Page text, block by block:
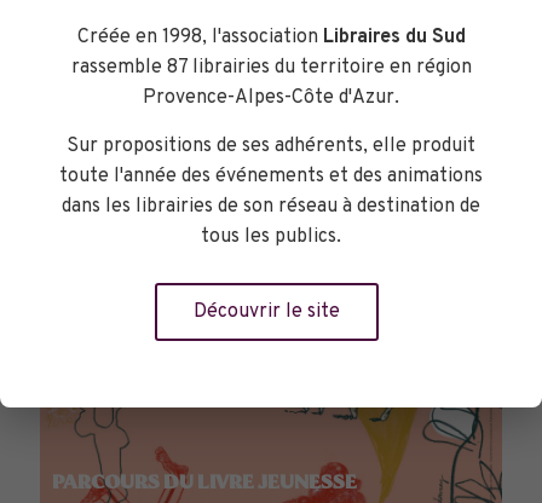
PARCOURS DU LIVRE JEUNESSE
Créée en 1998, l'association Libraires du Sud
rassemble 87 librairies du territoire en région
Provence-Alpes-Côte d'Azur.
Sur propositions de ses adhérents, elle produit
toute l'année des événements et des animations
dans les librairies de son réseau à destination de
tous les publics.
Découvrir le site